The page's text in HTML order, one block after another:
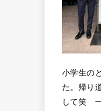
小学生の
た。帰り
して笑